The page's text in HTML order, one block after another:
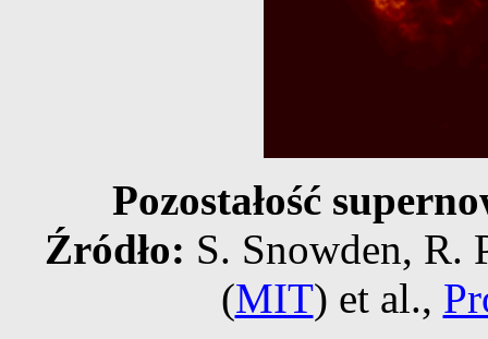
Pozostałość
Źródło: S. Snowden, R.
(MIT) et al.,